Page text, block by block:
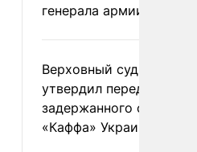
генерала армии
Верховный суд Швеции
утвердил передачу
задержанного
«Каффа» Украине